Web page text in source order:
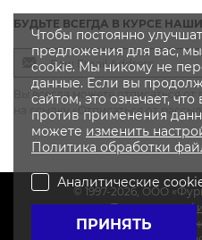
БУДЬТЕ ВСЕГДА В КУРСЕ
Вы всегда можете отписаться
на ссылку «Отписаться от
© 1997-2026, OOO
Политика
Чтобы постоянно
предложения для вас,
cookie. Мы никому не
данные. Если вы
сайтом, это означает,
против применения
можете изменить
Политика обработки
Аналитические
ПРИНЯТЬ